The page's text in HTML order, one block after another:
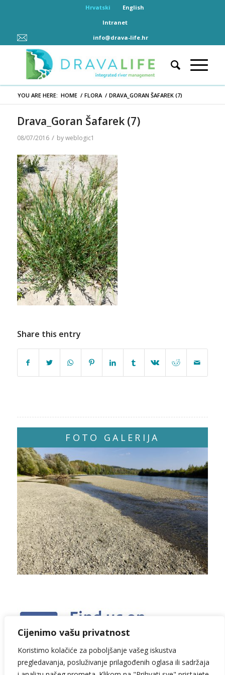
Cijenimo vašu privatnost
Koristimo kolačiće za poboljšanje vašeg iskustva
pregledavanja, posluživanje prilagođenih oglasa ili sadržaja
Hrvatski
English
Intranet
info@drava-life.hr
YOU ARE HERE: HOME / FLORA / DRAVA_GORAN ŠAFAREK (7)
Drava_Goran Šafarek (7)
08/07/2016 / byweblogic1
Share this entry
FOTO GALERIJA